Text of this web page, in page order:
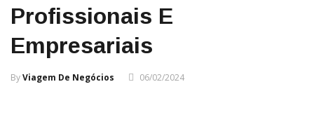
Profissionais E
Empresariais
ByViagem De Negócios 06/02/2024